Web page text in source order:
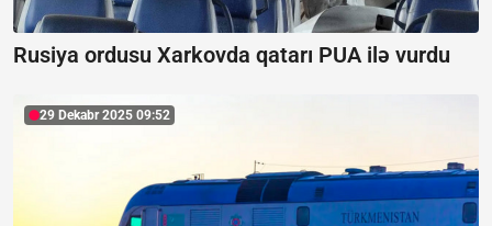
Rusiya ordusu Xarkovda qatarı PUA ilə vurdu
29 Dekabr 2025 09:52